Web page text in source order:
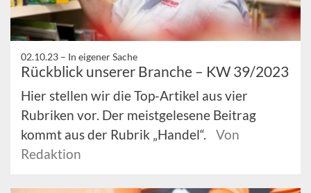
02.10.23 – In eigener Sache
Rückblick unserer Branche – KW 39/2023
Hier stellen wir die Top-Artikel aus vier
Rubriken vor. Der meistgelesene Beitrag
kommt aus der Rubrik „Handel“.
Von
Redaktion